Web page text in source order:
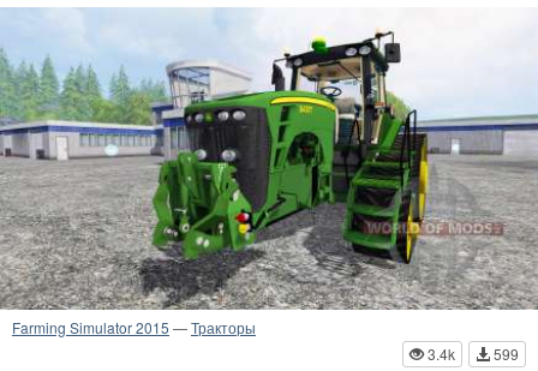
Farming Simulator 2015 —Тракторы
3.4k
599